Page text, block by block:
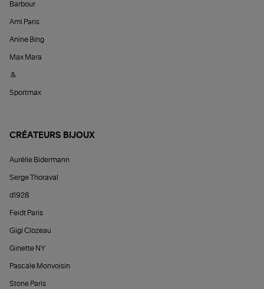
Barbour
Ami Paris
Anine Bing
Max Mara
&
Sportmax
CRÉATEURS BIJOUX
Aurélie Bidermann
Serge Thoraval
d1928
Feidt Paris
Gigi Clozeau
Ginette NY
Pascale Monvoisin
Stone Paris